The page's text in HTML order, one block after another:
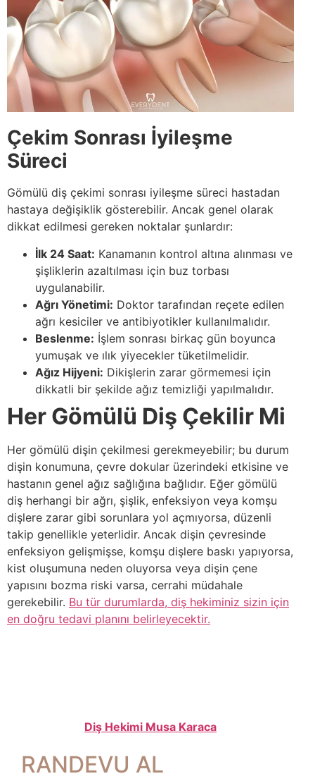
Çekim Sonrası İyileşme
Süreci
Gömülü diş çekimi sonrası iyileşme süreci hastadan
hastaya değişiklik gösterebilir. Ancak genel olarak
dikkat edilmesi gereken noktalar şunlardır:
İlk 24 Saat: Kanamanın kontrol altına alınması ve
şişliklerin azaltılması için buz torbası
uygulanabilir.
Ağrı Yönetimi: Doktor tarafından reçete edilen
ağrı kesiciler ve antibiyotikler kullanılmalıdır.
Beslenme: İşlem sonrası birkaç gün boyunca
yumuşak ve ılık yiyecekler tüketilmelidir.
Ağız Hijyeni: Dikişlerin zarar görmemesi için
dikkatli bir şekilde ağız temizliği yapılmalıdır.
Her Gömülü Diş Çekilir Mi
Her gömülü dişin çekilmesi gerekmeyebilir; bu durum
dişin konumuna, çevre dokular üzerindeki etkisine ve
hastanın genel ağız sağlığına bağlıdır. Eğer gömülü
diş herhangi bir ağrı, şişlik, enfeksiyon veya komşu
dişlere zarar gibi sorunlara yol açmıyorsa, düzenli
takip genellikle yeterlidir. Ancak dişin çevresinde
enfeksiyon gelişmişse, komşu dişlere baskı yapıyorsa,
kist oluşumuna neden oluyorsa veya dişin çene
yapısını bozma riski varsa, cerrahi müdahale
gerekebilir. Bu tür durumlarda, diş hekiminiz sizin için
en doğru tedavi planını belirleyecektir.
Diş Hekimi Musa Karaca
RANDEVU AL